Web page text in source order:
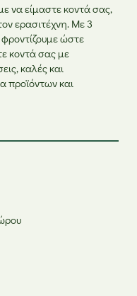
να είμαστε κοντά σας,
ερασιτέχνη. Με 3
ώστε
κοντά σας με
καλές και
προϊόντων και